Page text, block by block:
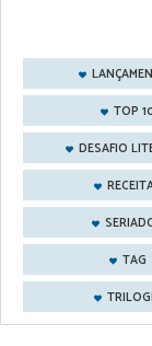
TOP
DESAFIO
TAG